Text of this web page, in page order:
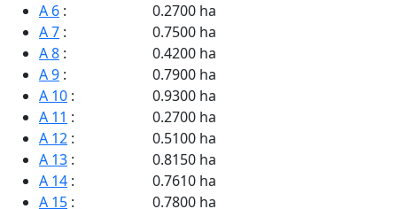
A 6 :
0.2700 ha
A 7 :
0.7500 ha
A 8 :
0.4200 ha
A 9 :
0.7900 ha
A 10 :
0.9300 ha
A 11 :
0.2700 ha
A 12 :
0.5100 ha
A 13 :
0.8150 ha
A 14 :
0.7610 ha
A 15 : 0.7800 ha